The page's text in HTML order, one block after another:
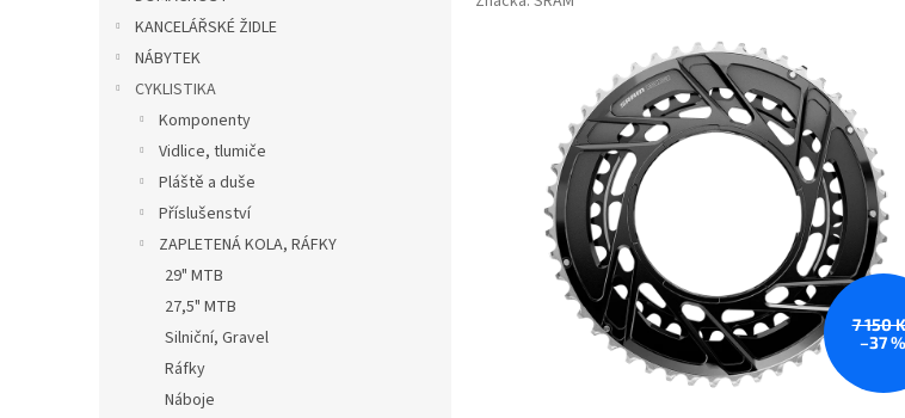
KANCELÁŘSKÉ ŽIDLE
NÁBYTEK
CYKLISTIKA
Komponenty
Vidlice, tlumiče
Pláště a duše
Příslušenství
ZAPLETENÁ KOLA, RÁFKY
29" MTB
27,5" MTB
Silniční, Gravel
Ráfky
Náboje
7 150
–37 %